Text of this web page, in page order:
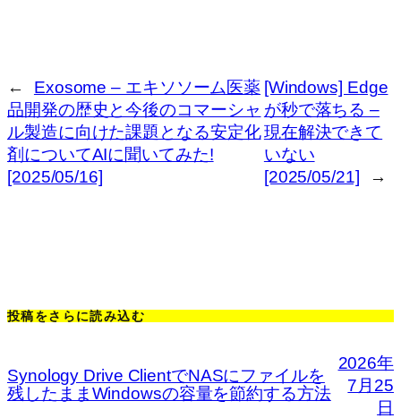
←
Exosome – エキソソーム医薬
品開発の歴史と今後のコマーシャ
ル製造に向けた課題となる安定化
剤についてAIに聞いてみた!
[2025/05/16]
[Windows] Edge
が秒で落ちる –
現在解決できて
いない
[2025/05/21]
→
投稿をさらに読み込む
Synology Drive ClientでNASにファイルを
残したままWindowsの容量を節約する方法
2026年
7月25
日